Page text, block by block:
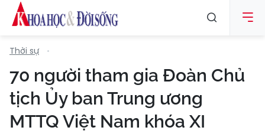
Thời sự
70 người tham gia Đoàn Chủ
tịch Ủy ban Trung ương
MTTQ Việt Nam khóa XI